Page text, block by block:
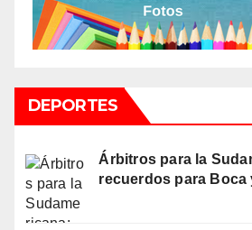
DEPORTES
Árbitros para la
recuerdos para Boca